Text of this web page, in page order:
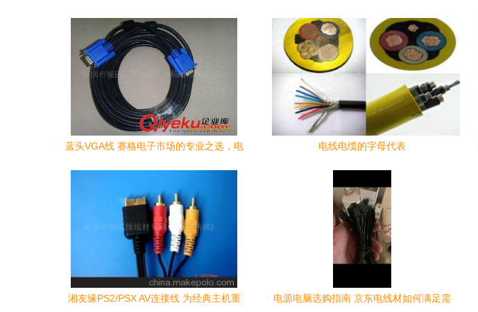
蓝头VGA线 赛格电子市场的专业之选，电
电线电缆的字母代表
湘友缘PS2/PSX AV连接线 为经典主机重 电源电脑选购指南 京东电线材如何满足需